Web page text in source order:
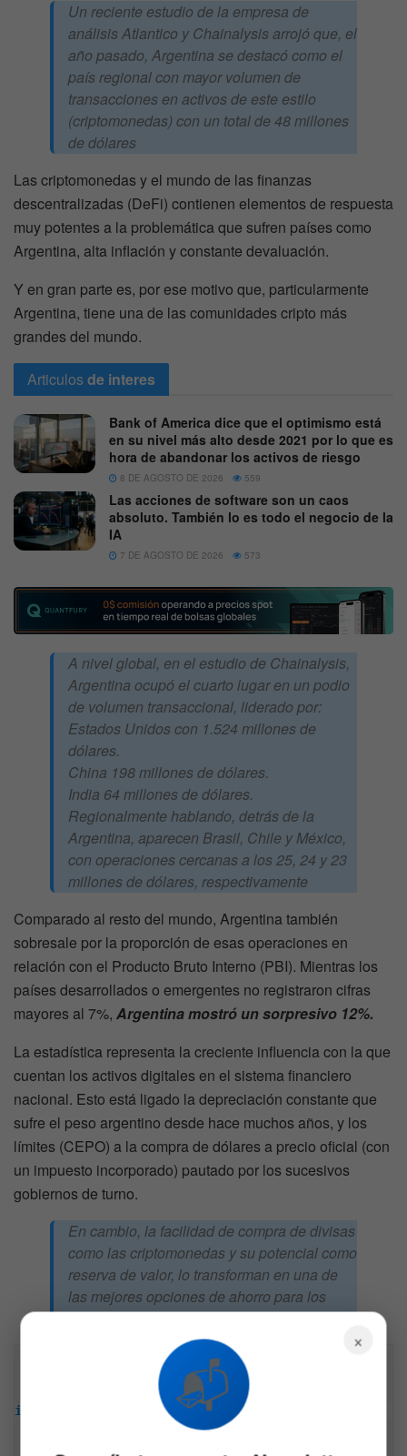
Un reciente estudio de la empresa de
análisis Atlantico y Chainalysis arrojó que, el
año pasado, Argentina se destacó como el
país regional con mayor volumen de
transacciones en activos de este estilo
(criptomonedas) con un total de 48 millones
de dólares
Las criptomonedas y el mundo de las finanzas
descentralizadas (DeFi) contienen elementos de respuesta
muy potentes a la problemática que sufren países como
Argentina, alta inflación y constante devaluación.
Y en gran parte es, por ese motivo que, particularmente
Argentina, tiene una de las comunidades cripto más
grandes del mundo.
Articulosde interes
Bank of America dice que el optimismo está
en su nivel más alto desde 2021 por lo que es
hora de abandonar los activos de riesgo
8 DE AGOSTO DE 2026 559
Las acciones de software son un caos
absoluto. También lo es todo el negocio de la
IA
7 DE AGOSTO DE 2026 573
A nivel global, en el estudio de Chainalysis,
Argentina ocupó el cuarto lugar en un podio
de volumen transaccional, liderado por:
Estados Unidos con 1.524 millones de
dólares.
China 198 millones de dólares.
India 64 millones de dólares.
Regionalmente hablando, detrás de la
Argentina, aparecen Brasil, Chile y México,
con operaciones cercanas a los 25, 24 y 23
millones de dólares, respectivamente
Comparado al resto del mundo, Argentina también
sobresale por la proporción de esas operaciones en
relación con el Producto Bruto Interno (PBI). Mientras los
países desarrollados o emergentes no registraron cifras
mayores al 7%, Argentina mostró un sorpresivo 12%.
La estadística representa la creciente influencia con la que
cuentan los activos digitales en el sistema financiero
nacional. Esto está ligado la depreciación constante que
sufre el peso argentino desde hace muchos años, y los
límites (CEPO) a la compra de dólares a precio oficial (con
un impuesto incorporado) pautado por los sucesivos
gobiernos de turno.
En cambio, la facilidad de compra de divisas
como las criptomonedas y su potencial como
reserva de valor, lo transforman en una de
las mejores opciones de ahorro para los
argentinos
Descargo de responsabilidad: Toda la información
encontrada en Bitfinanzas es dada con la mejor
intención, esta no representa ninguna recomendación
de inversión y es solo para fines informativos.
×
📬